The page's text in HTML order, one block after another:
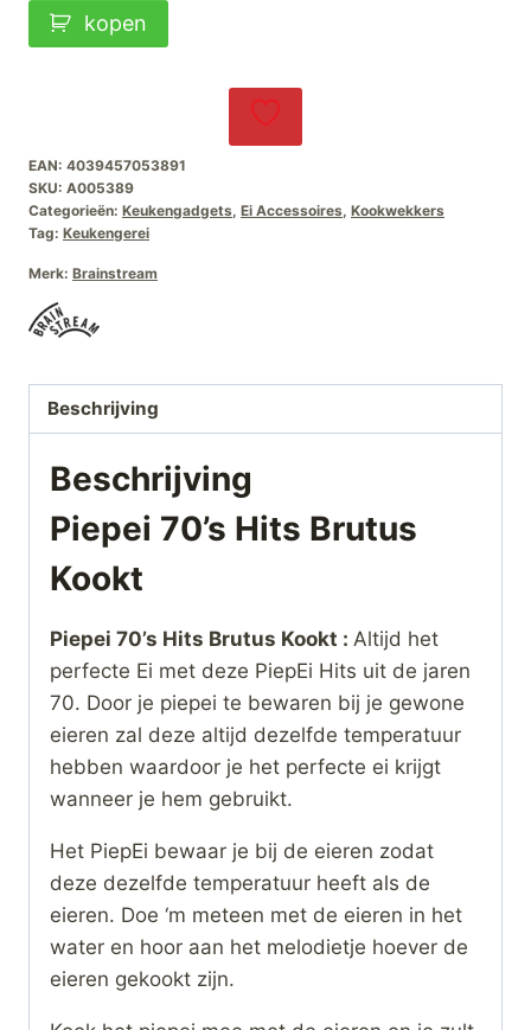
Piepei
70's
aantal
kopen
EAN: 4039457053891
SKU: A005389
Categorieën: Keukengadgets, Ei Accessoires, Kookwekkers
Tag: Keukengerei
Merk: Brainstream
Beschrijving
Beschrijving
Piepei 70’s Hits Brutus
Kookt
Piepei 70’s Hits Brutus Kookt : Altijd het
perfecte Ei met deze PiepEi Hits uit de jaren
70. Door je piepei te bewaren bij je gewone
eieren zal deze altijd dezelfde temperatuur
hebben waardoor je het perfecte ei krijgt
wanneer je hem gebruikt.
Het PiepEi bewaar je bij de eieren zodat
deze dezelfde temperatuur heeft als de
eieren. Doe ‘m meteen met de eieren in het
water en hoor aan het melodietje hoever de
eieren gekookt zijn.